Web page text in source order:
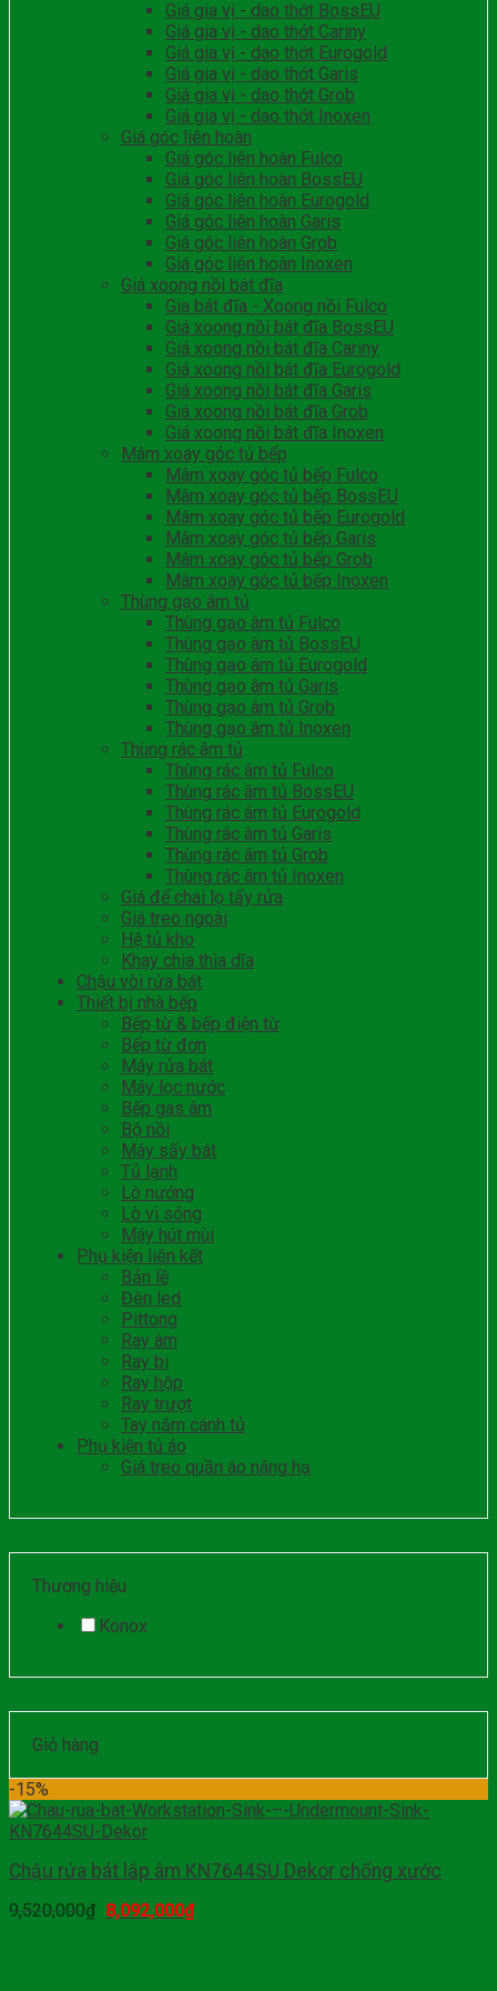
Giá gia vị - dao thớt BossEU
Giá gia vị - dao thớt Cariny
Giá gia vị - dao thớt Eurogold
Giá gia vị - dao thớt Garis
Giá gia vị - dao thớt Grob
Giá gia vị - dao thớt Inoxen
Giá góc liên hoàn
Giá góc liên hoàn Fulco
Giá góc liên hoàn BossEU
Giá góc liên hoàn Eurogold
Giá góc liên hoàn Garis
Giá góc liên hoàn Grob
Giá góc liên hoàn Inoxen
Giá xoong nồi bát đĩa
Gia bát đĩa - Xoong nồi Fulco
Giá xoong nồi bát đĩa BossEU
Giá xoong nồi bát đĩa Cariny
Giá xoong nồi bát đĩa Eurogold
Giá xoong nồi bát đĩa Garis
Giá xoong nồi bát đĩa Grob
Giá xoong nồi bát đĩa Inoxen
Mâm xoay góc tủ bếp
Mâm xoay góc tủ bếp Fulco
Mâm xoay góc tủ bếp BossEU
Mâm xoay góc tủ bếp Eurogold
Mâm xoay góc tủ bếp Garis
Mâm xoay góc tủ bếp Grob
Mâm xoay góc tủ bếp Inoxen
Thùng gạo âm tủ
Thùng gạo âm tủ Fulco
Thùng gạo âm tủ BossEU
Thùng gạo âm tủ Eurogold
Thùng gạo âm tủ Garis
Thùng gạo âm tủ Grob
Thùng gạo âm tủ Inoxen
Thùng rác âm tủ
Thùng rác âm tủ Fulco
Thùng rác âm tủ BossEU
Thùng rác âm tủ Eurogold
Thùng rác âm tủ Garis
Thùng rác âm tủ Grob
Thùng rác âm tủ Inoxen
Giá để chai lọ tẩy rửa
Giá treo ngoài
Hệ tủ kho
Khay chia thìa dĩa
Chậu vòi rửa bát
Thiết bị nhà bếp
Bếp từ & bếp điện từ
Bếp từ đơn
Máy rửa bát
Máy lọc nước
Bếp gas âm
Bộ nồi
Máy sấy bát
Tủ lạnh
Lò nướng
Lò vi sóng
Máy hút mùi
Phụ kiện liên kết
Bản lề
Đèn led
Pittong
Ray âm
Ray bi
Ray hộp
Ray trượt
Tay nắm cánh tủ
Phụ kiện tủ áo
Giá treo quần áo nâng hạ
Thương hiệu
Konox
Giỏ hàng
-15%
Chậu rửa bát lắp âm KN7644SU Dekor chống xước
9,520,000₫ 8,092,000₫